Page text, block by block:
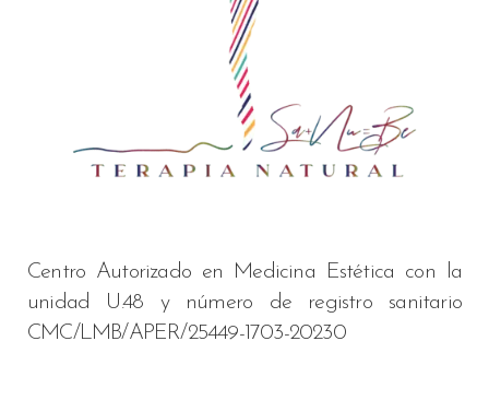
Centro Autorizado en Medicina Estética con la
unidad U.48 y número de registro sanitario
CMC/LMB/APER/25449-1703-20230